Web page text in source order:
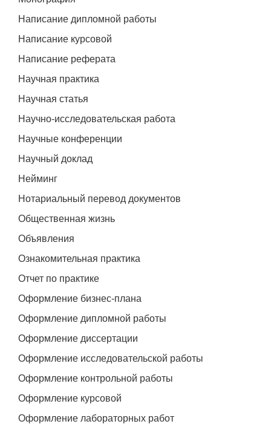
Написание дипломной работы
Написание курсовой
Написание реферата
Научная практика
Научная статья
Научно-исследовательская работа
Научные конференции
Научный доклад
Нейминг
Нотариальный перевод документов
Общественная жизнь
Объявления
Ознакомительная практика
Отчет по практике
Оформление бизнес-плана
Оформление дипломной работы
Оформление диссертации
Оформление исследовательской работы
Оформление контрольной работы
Оформление курсовой
Оформление лабораторных работ